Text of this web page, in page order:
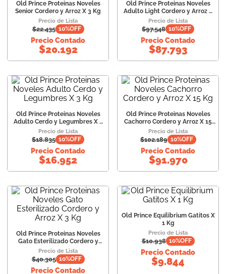
Old Prince Proteinas Noveles
Senior Cordero y Arroz X 3 Kg
Precio de Lista
$22.435 10%OFF
Precio Contado
$20.192
Old Prince Proteinas Noveles
Adulto Light Cordero y Arroz X
15 Kg
Precio de Lista
$97.548 10%OFF
Precio Contado
$87.793
Old Prince Proteinas Noveles
Adulto Cerdo y Legumbres X 3
Kg
Precio de Lista
$18.835 10%OFF
Precio Contado
$16.952
Old Prince Proteinas Noveles
Cachorro Cordero y Arroz X 15
Kg
Precio de Lista
$102.189 10%OFF
Precio Contado
$91.970
Old Prince Proteinas Noveles
Gato Esterilizado Cordero y
Arroz X 3 Kg
Precio de Lista
$40.305 10%OFF
Precio Contado
Old Prince Equilibrium Gatitos X
1 Kg
Precio de Lista
$10.938 10%OFF
Precio Contado
$9.844